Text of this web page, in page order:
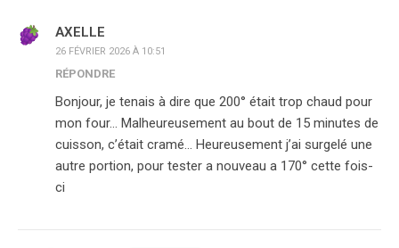
AXELLE
26 FÉVRIER 2026 À 10:51
RÉPONDRE
Bonjour, je tenais à dire que 200° était trop chaud pour
mon four… Malheureusement au bout de 15 minutes de
cuisson, c’était cramé… Heureusement j’ai surgelé une
autre portion, pour tester a nouveau a 170° cette fois-
ci